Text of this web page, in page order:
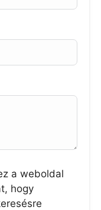
a weboldal
hogy